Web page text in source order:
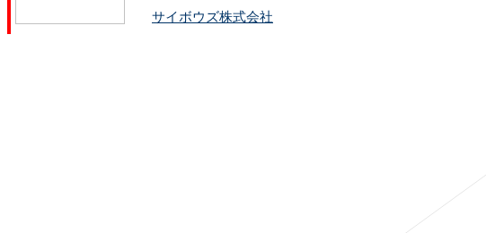
サイボウズ株式会社